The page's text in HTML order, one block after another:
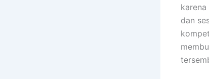
karena
dan